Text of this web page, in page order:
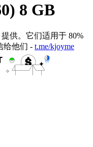
8 GB
提供。它们适用于 80%
给他们 - t.me/kjoyme